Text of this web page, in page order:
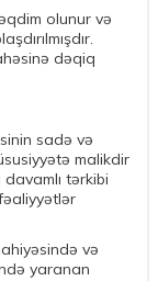
olunur və
dəqiq
sadə və
malikdir
tərkibi
və
yaranan